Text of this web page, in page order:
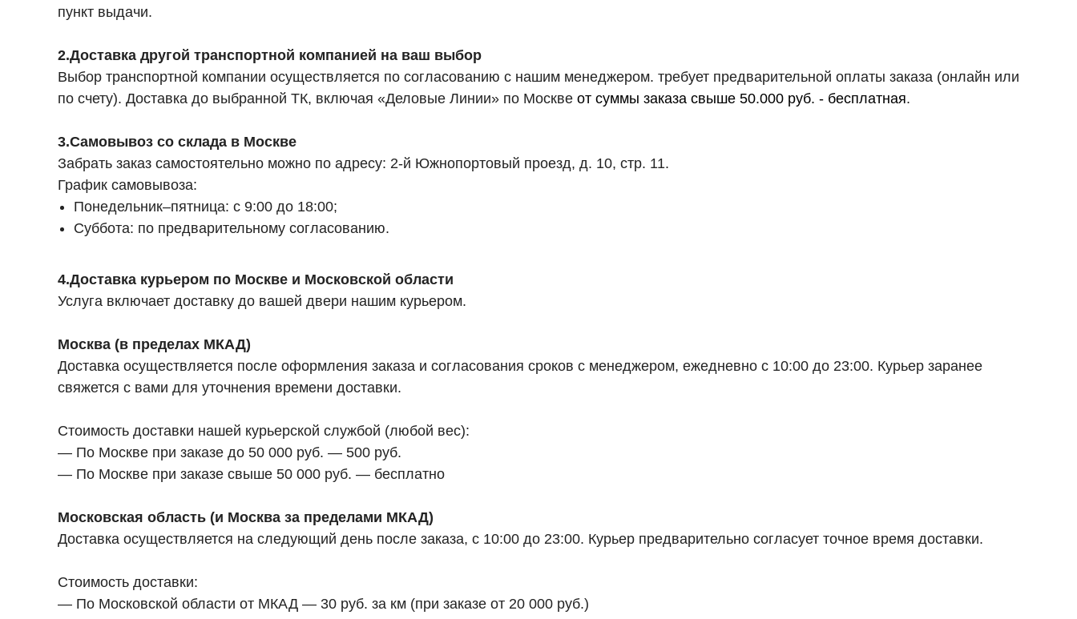
пункт выдачи.
2.Доставка другой транспортной компанией на ваш выбор
Выбор транспортной компании осуществляется по согласованию с нашим менеджером. требует предварительной оплаты заказа (онлайн или
по счету). Доставка до выбранной ТК, включая «Деловые Линии» по Москве от суммы заказа свыше 50.000 руб. - бесплатная.
3.Самовывоз со склада в Москве
Забрать заказ самостоятельно можно по адресу: 2-й Южнопортовый проезд, д. 10, стр. 11.
График самовывоза:
Понедельник–пятница: с 9:00 до 18:00;
Суббота: по предварительному согласованию.
4.Доставка курьером по Москве и Московской области
Услуга включает доставку до вашей двери нашим курьером.
Москва (в пределах МКАД)
Доставка осуществляется после оформления заказа и согласования сроков с менеджером, ежедневно с 10:00 до 23:00. Курьер заранее
свяжется с вами для уточнения времени доставки.
Стоимость доставки нашей курьерской службой (любой вес):
— По Москве при заказе до 50 000 руб. — 500 руб.
— По Москве при заказе свыше 50 000 руб. — бесплатно
Московская область (и Москва за пределами МКАД)
Доставка осуществляется на следующий день после заказа, с 10:00 до 23:00. Курьер предварительно согласует точное время доставки.
Стоимость доставки:
— По Московской области от МКАД — 30 руб. за км (при заказе от 20 000 руб.)